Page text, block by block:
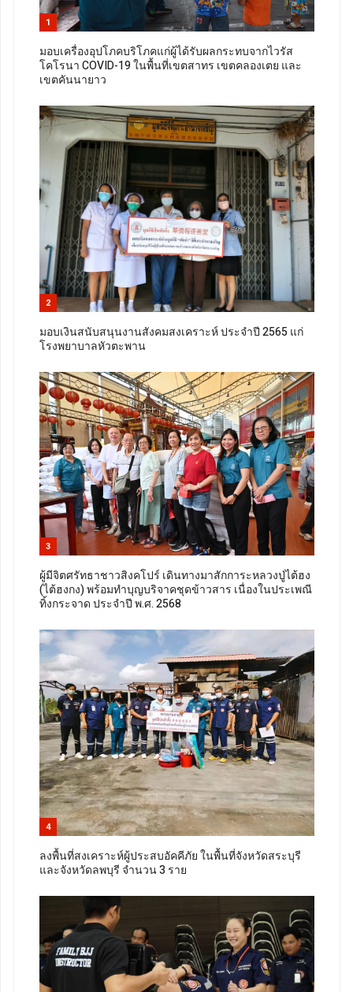
1
มอบเครื่องอุปโภคบริโภคแก่ผู้ได้รับผลกระทบจากไวรัส
โคโรนา COVID-19 ในพื้นที่เขตสาทร เขตคลองเตย และ
เขตคันนายาว
2
มอบเงินสนับสนุนงานสังคมสงเคราะห์ ประจำปี 2565 แก่
โรงพยาบาลหัวตะพาน
3
ผู้มีจิตศรัทธาชาวสิงคโปร์ เดินทางมาสักการะหลวงปู่ไต้ฮง
(ไต้ฮงกง) พร้อมทำบุญบริจาคชุดข้าวสาร เนื่องในประเพณี
ทิ้งกระจาด ประจำปี พ.ศ. 2568
4
ลงพื้นที่สงเคราะห์ผู้ประสบอัคคีภัย ในพื้นที่จังหวัดสระบุรี
และจังหวัดลพบุรี จำนวน 3 ราย